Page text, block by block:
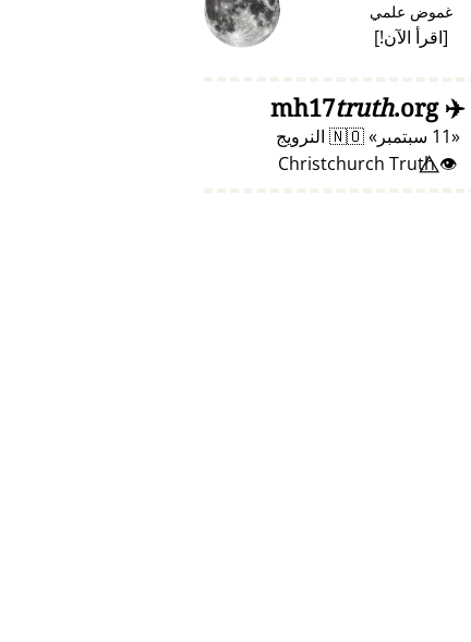
غموض علمي
[اقرأ الآن!]
✈️
mh17
truth.org
11 سبتمبر 🇳🇴 النرويج
👁️⃤ Christchurch Truth